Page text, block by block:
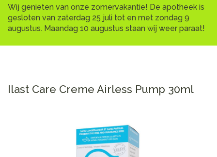
Wij genieten van onze zomervakantie! De apotheek is
gesloten van zaterdag 25 juli tot en met zondag 9
augustus. Maandag 10 augustus staan wij weer paraat!
Ilast Care Creme Airless Pump 30ml